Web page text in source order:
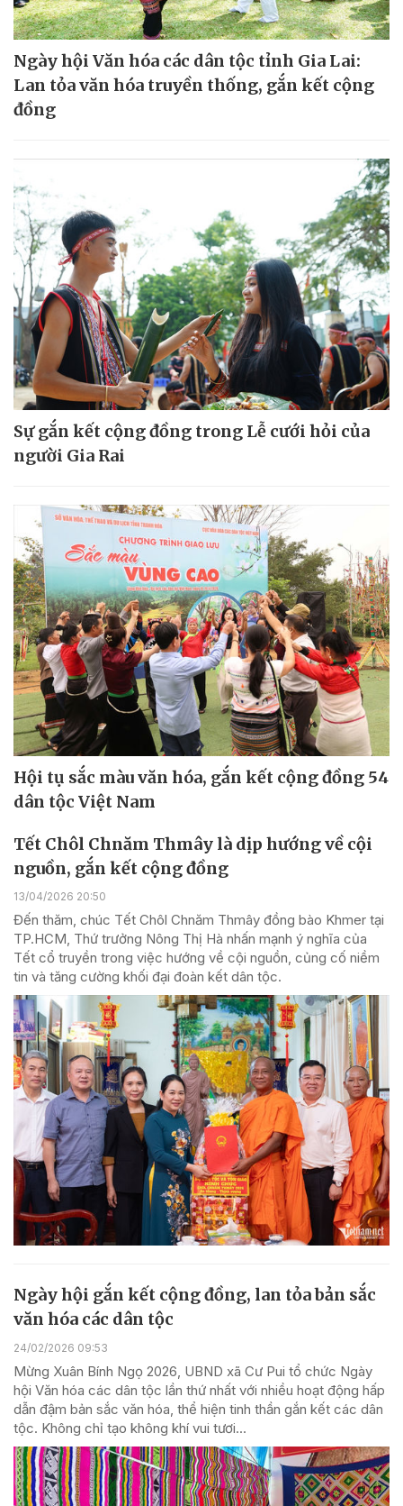
Ngày hội Văn hóa các dân tộc tỉnh Gia Lai:
Lan tỏa văn hóa truyền thống, gắn kết cộng
đồng
Sự gắn kết cộng đồng trong Lễ cưới hỏi của
người Gia Rai
Hội tụ sắc màu văn hóa, gắn kết cộng đồng 54
dân tộc Việt Nam
Tết Chôl Chnăm Thmây là dịp hướng về cội
nguồn, gắn kết cộng đồng
13/04/2026 20:50
Đến thăm, chúc Tết Chôl Chnăm Thmây đồng bào Khmer tại
TP.HCM, Thứ trưởng Nông Thị Hà nhấn mạnh ý nghĩa của
Tết cổ truyền trong việc hướng về cội nguồn, củng cố niềm
tin và tăng cường khối đại đoàn kết dân tộc.
Ngày hội gắn kết cộng đồng, lan tỏa bản sắc
văn hóa các dân tộc
24/02/2026 09:53
Mừng Xuân Bính Ngọ 2026, UBND xã Cư Pui tổ chức Ngày
hội Văn hóa các dân tộc lần thứ nhất với nhiều hoạt động hấp
dẫn đậm bản sắc văn hóa, thể hiện tinh thần gắn kết các dân
tộc. Không chỉ tạo không khí vui tươi...